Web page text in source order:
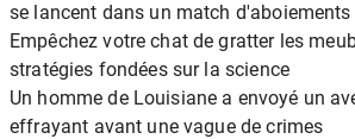
se lancent dans un match
Empêchez votre chat de gratter les
stratégies fondées sur la science
Un homme de Louisiane a envoyé un
effrayant avant une vague de crimes